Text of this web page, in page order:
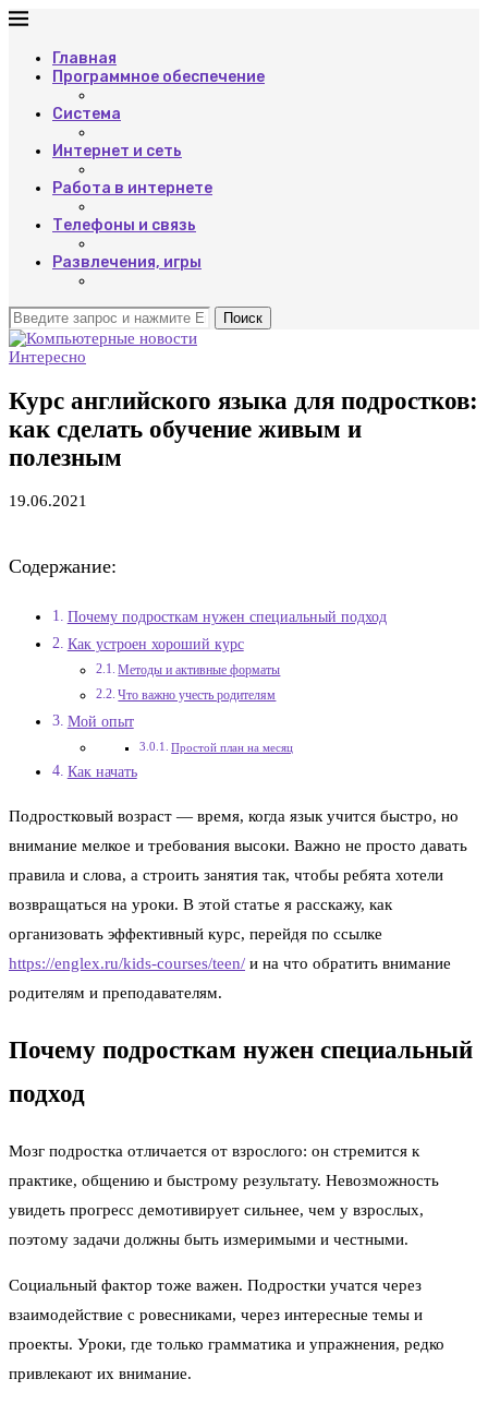
Главная
Программное обеспечение
Система
Интернет и сеть
Работа в интернете
Телефоны и связь
Развлечения, игры
Поиск
Интересно
Курс английского языка для подростков:
как сделать обучение живым и
полезным
19.06.2021
Содержание:
Почему подросткам нужен специальный подход
Как устроен хороший курс
Методы и активные форматы
Что важно учесть родителям
Мой опыт
Простой план на месяц
Как начать
Подростковый возраст — время, когда язык учится быстро, но
внимание мелкое и требования высоки. Важно не просто давать
правила и слова, а строить занятия так, чтобы ребята хотели
возвращаться на уроки. В этой статье я расскажу, как
организовать эффективный курс, перейдя по ссылке
https://englex.ru/kids-courses/teen/ и на что обратить внимание
родителям и преподавателям.
Почему подросткам нужен специальный
подход
Мозг подростка отличается от взрослого: он стремится к
практике, общению и быстрому результату. Невозможность
увидеть прогресс демотивирует сильнее, чем у взрослых,
поэтому задачи должны быть измеримыми и честными.
Социальный фактор тоже важен. Подростки учатся через
взаимодействие с ровесниками, через интересные темы и
проекты. Уроки, где только грамматика и упражнения, редко
привлекают их внимание.